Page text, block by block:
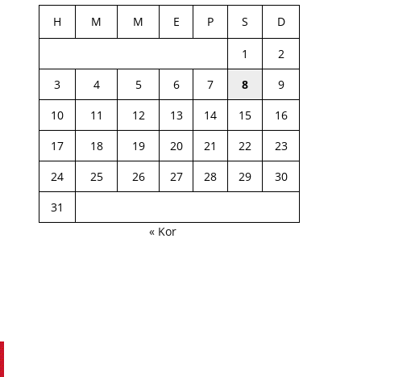
H M M E P S D
1
2
3
4 5 6 7 8
9
10
11 12 13 14 15
16
17
18 19 20 21 22
23
24
25 26 27 28 29
30
31
« Kor